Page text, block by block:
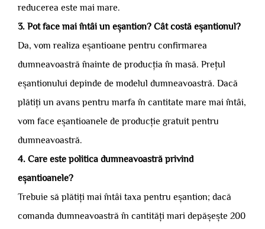
reducerea este mai mare.
3. Pot face mai întâi un eșantion? Cât costă eșantionul?
Da, vom realiza eșantioane pentru confirmarea
dumneavoastră înainte de producția în masă. Prețul
eșantionului depinde de modelul dumneavoastră. Dacă
plătiți un avans pentru marfa în cantitate mare mai întâi,
vom face eșantioanele de producție gratuit pentru
dumneavoastră.
4. Care este politica dumneavoastră privind
eșantioanele?
Trebuie să plătiți mai întâi taxa pentru eșantion; dacă
comanda dumneavoastră în cantități mari depășește 200